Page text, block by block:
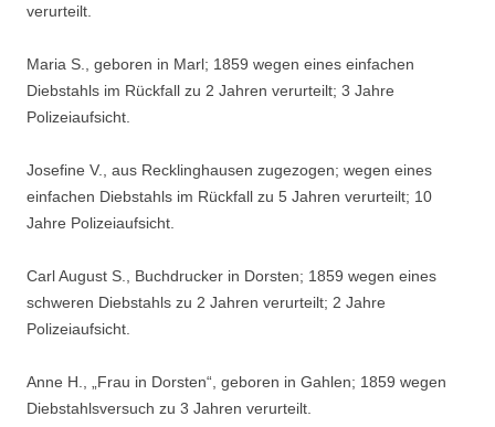
verurteilt.
Maria S., geboren in Marl; 1859 wegen eines einfachen
Diebstahls im Rückfall zu 2 Jahren verurteilt; 3 Jahre
Polizeiaufsicht.
Josefine V., aus Recklinghausen zugezogen; wegen eines
einfachen Diebstahls im Rückfall zu 5 Jahren verurteilt; 10
Jahre Polizeiaufsicht.
Carl August S., Buchdrucker in Dorsten; 1859 wegen eines
schweren Diebstahls zu 2 Jahren verurteilt; 2 Jahre
Polizeiaufsicht.
Anne H., „Frau in Dorsten“, geboren in Gahlen; 1859 wegen
Diebstahlsversuch zu 3 Jahren verurteilt.